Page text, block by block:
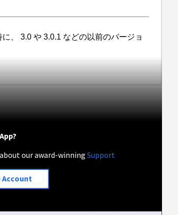
、 3.0 や 3.0.1 などの以前のバージョ
our award-winningSupport
Account